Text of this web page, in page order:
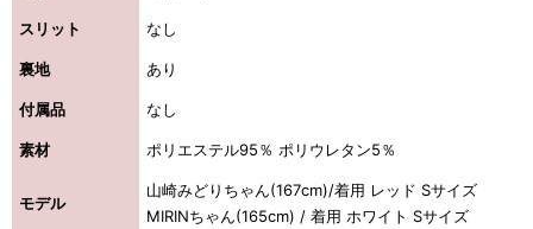
スリット なし
裏地 あり
付属品 なし
素材 ポリエステル95％ ポリウレタン5％
モデル
山崎みどりちゃん(167cm)/着用 レッド Sサイズ
MIRINちゃん(165cm) / 着用 ホワイト Sサイズ